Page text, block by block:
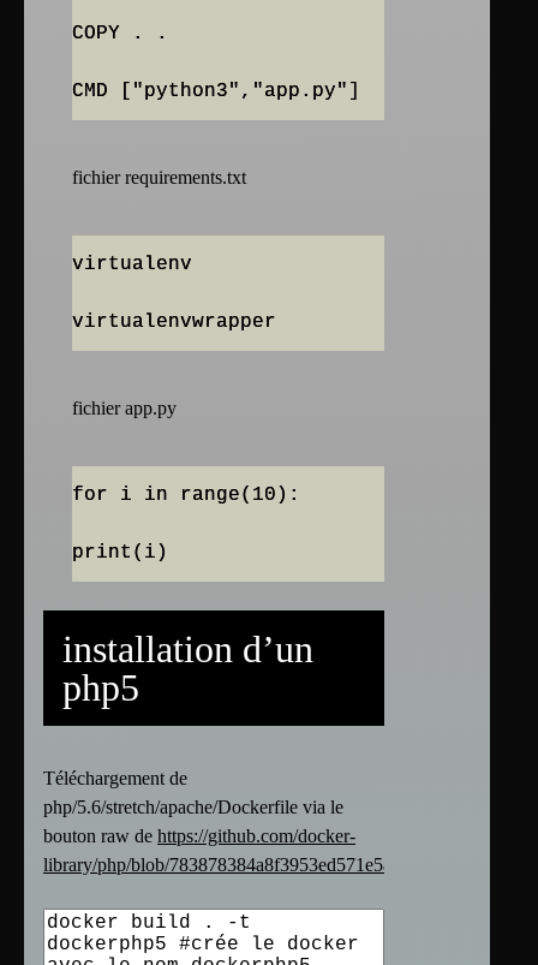
COPY . .
fichier requirements.txt
virtualenv
fichier app.py
for i in range(10):
installation d’un
php5
Téléchargement de
php/5.6/stretch/apache/Dockerfile via le
bouton raw de https://github.com/docker-
library/php/blob/